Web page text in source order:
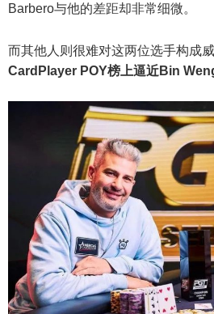
Barbero与他的差距却非常细微。
而其他人则很难对这两位选手构成威
CardPlayer POY榜上逼近Bin